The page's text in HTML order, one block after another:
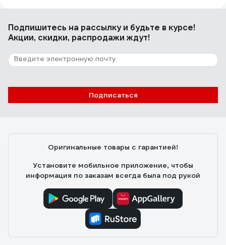
Хороший Набор. Головки отличные.
91 отзыв
Отзыв о Inforce 06-07-13
Подпишитесь на рассылкуи будьте в курсе!
Акции, скидки, распродажи ждут!
Подписаться
Оригинальные товары с гарантией!
Установите мобильное приложение, чтобы
информация по заказам всегда была под рукой